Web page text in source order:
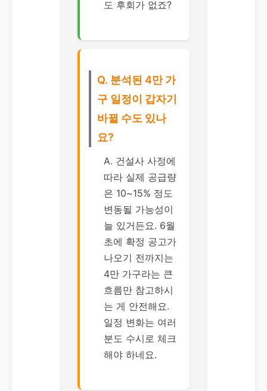
도 후회가 없죠?
Q. 분석된 4만 가
구 일정이 갑자기
바뀔 수도 있나
요?
A. 건설사 사정에
따라 실제 공급량
은 10~15% 정도
변동될 가능성이
늘 있거든요. 6월
초에 확정 공고가
나오기 전까지는
4만 가구라는 큰
흐름만 참고하시
는 게 안전해요.
일정 변화는 여러
분도 수시로 체크
해야 하네요.